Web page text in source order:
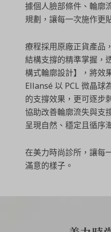
據個人臉部條件、輪廓
規劃，讓每一次施作更
療程採用原廠正貨產品
結構支撐的精準掌握，
構式輪廓設計】，將效
Ellansé 以 PCL 微晶球
的支撐效果，更可逐步
協助改善輪廓流失與支
呈現自然、穩定且循序
在美力時尚診所，讓每
滿意的樣子。